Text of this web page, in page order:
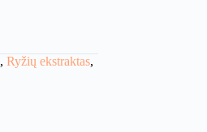
, Ryžių ekstraktas,